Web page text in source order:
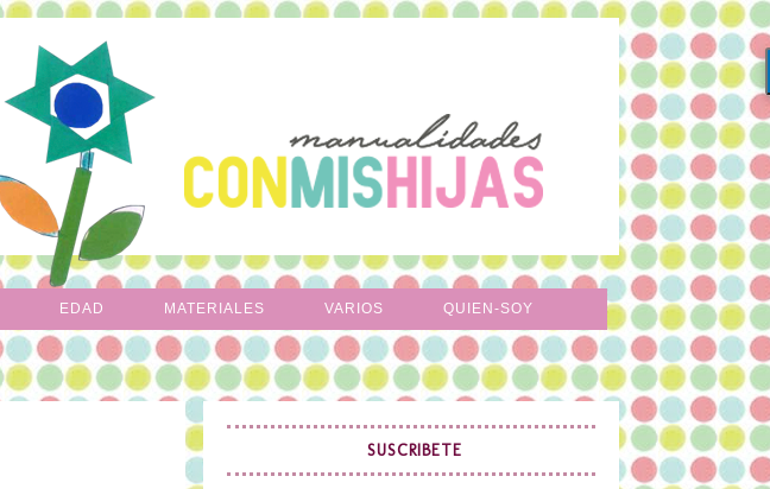
EDAD MATERIALES VARIOS QUIEN-SOY
SUSCRIBETE